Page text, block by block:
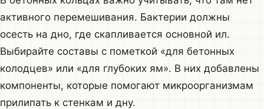
активного перемешивания. Бактерии должны
осесть на дно, где скапливается основной ил.
Выбирайте составы с пометкой «для бетонных
колодцев» или «для глубоких ям». В них добавлены
компоненты, которые помогают микроорганизмам
прилипать к стенкам и дну.